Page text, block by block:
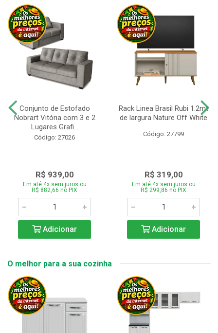
Conjunto de Estofado
Nobrart Vitória com 3 e 2
Lugares Grafi...
Código: 27026
R$ 939,00
Em até 4x sem juros ou
R$ 882,66 no PIX
Adicionar
Rack Linea Brasil Rubi 1.2mt
de largura Nature Off White
Código: 27799
R$ 319,00
Em até 4x sem juros ou
R$ 299,86 no PIX
Adicionar
O melhor para a sua cozinha